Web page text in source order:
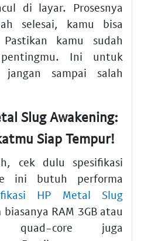
di layar. Prosesnya
selesai, kamu bisa
kamu sudah
Ini untuk
jangan sampai salah
Slug Awakening:
Siap Tempur!
cek dulu spesifikasi
ini butuh performa
HP Metal Slug
RAM 3GB atau
quad-core juga